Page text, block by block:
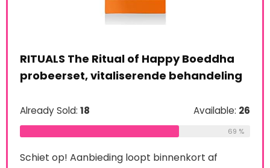
RITUALS The Ritual of Happy Boeddha
probeerset, vitaliserende behandeling
Already Sold: 18 Available: 26
69 %
Schiet op! Aanbieding loopt binnenkort af